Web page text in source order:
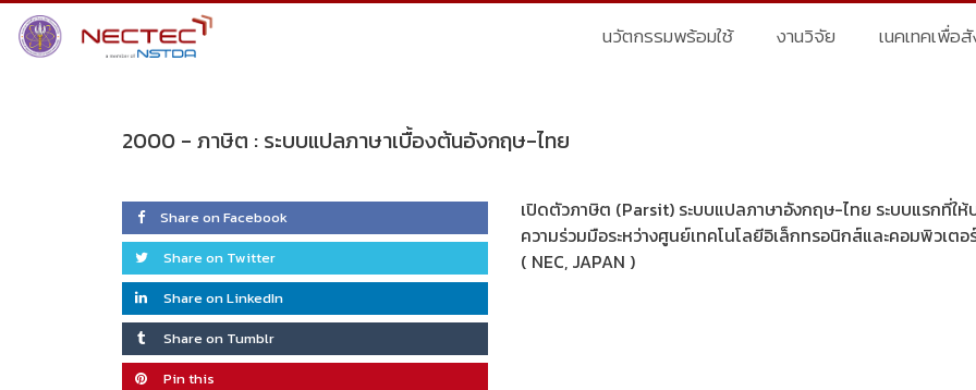
Skip
นวัตกรรมพร้อมใช้ งานวิจัย เนคเทคเพื่อ
2000 - ภาษิต : ระบบแปลภาษาเบื้องต้นอังกฤษ-ไทย
Share on Facebook
Share on Twitter
Share on LinkedIn
Share on Tumblr
Pin this
เปิดตัวภาษิต (Parsit) ระบบแปลภาษาอังกฤษ-ไทย ระบบแรกที่ใ
ความร่วมมือระหว่างศูนย์เทคโนโลยีอิเล็กทรอนิกส์และคอมพิวเต
( NEC, JAPAN )